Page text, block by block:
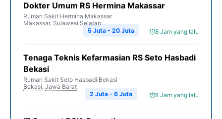
Dokter Umum RS Hermina Makassar
Rumah Sakit Hermina Makassar
Makassar, Sulawesi Selatan
8 Jam yang lalu
5 Juta - 20 Juta
Tenaga Teknis Kefarmasian RS Seto Hasbadi
Bekasi
Rumah Sakit Seto Hasbadi Bekasi
Bekasi, Jawa Barat
8 Jam yang lalu
2 Juta - 6 Juta